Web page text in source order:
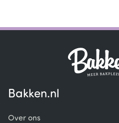
Bakken.nl
Over ons